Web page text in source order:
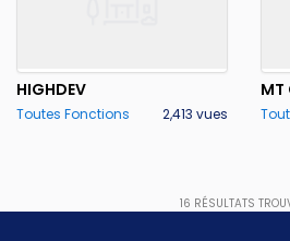
HIGHDEV
Toutes Fonctions 2,413 vues
MT
16 RÉSULTATS